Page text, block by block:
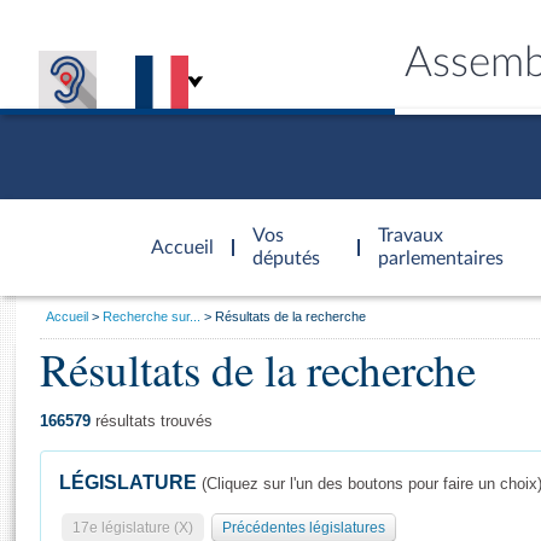
Accueil
d'accueil
Vos
députés
Travaux
parlementaires
Général
Vous
Accueil Recherche sur... Résultats de la recherche
Résultats de la recherche
166579 résultats trouvés
LÉGISLATURE (Cliquez sur l'un des boutons pour faire un choix)
17e législature (X) Précédentes législatures